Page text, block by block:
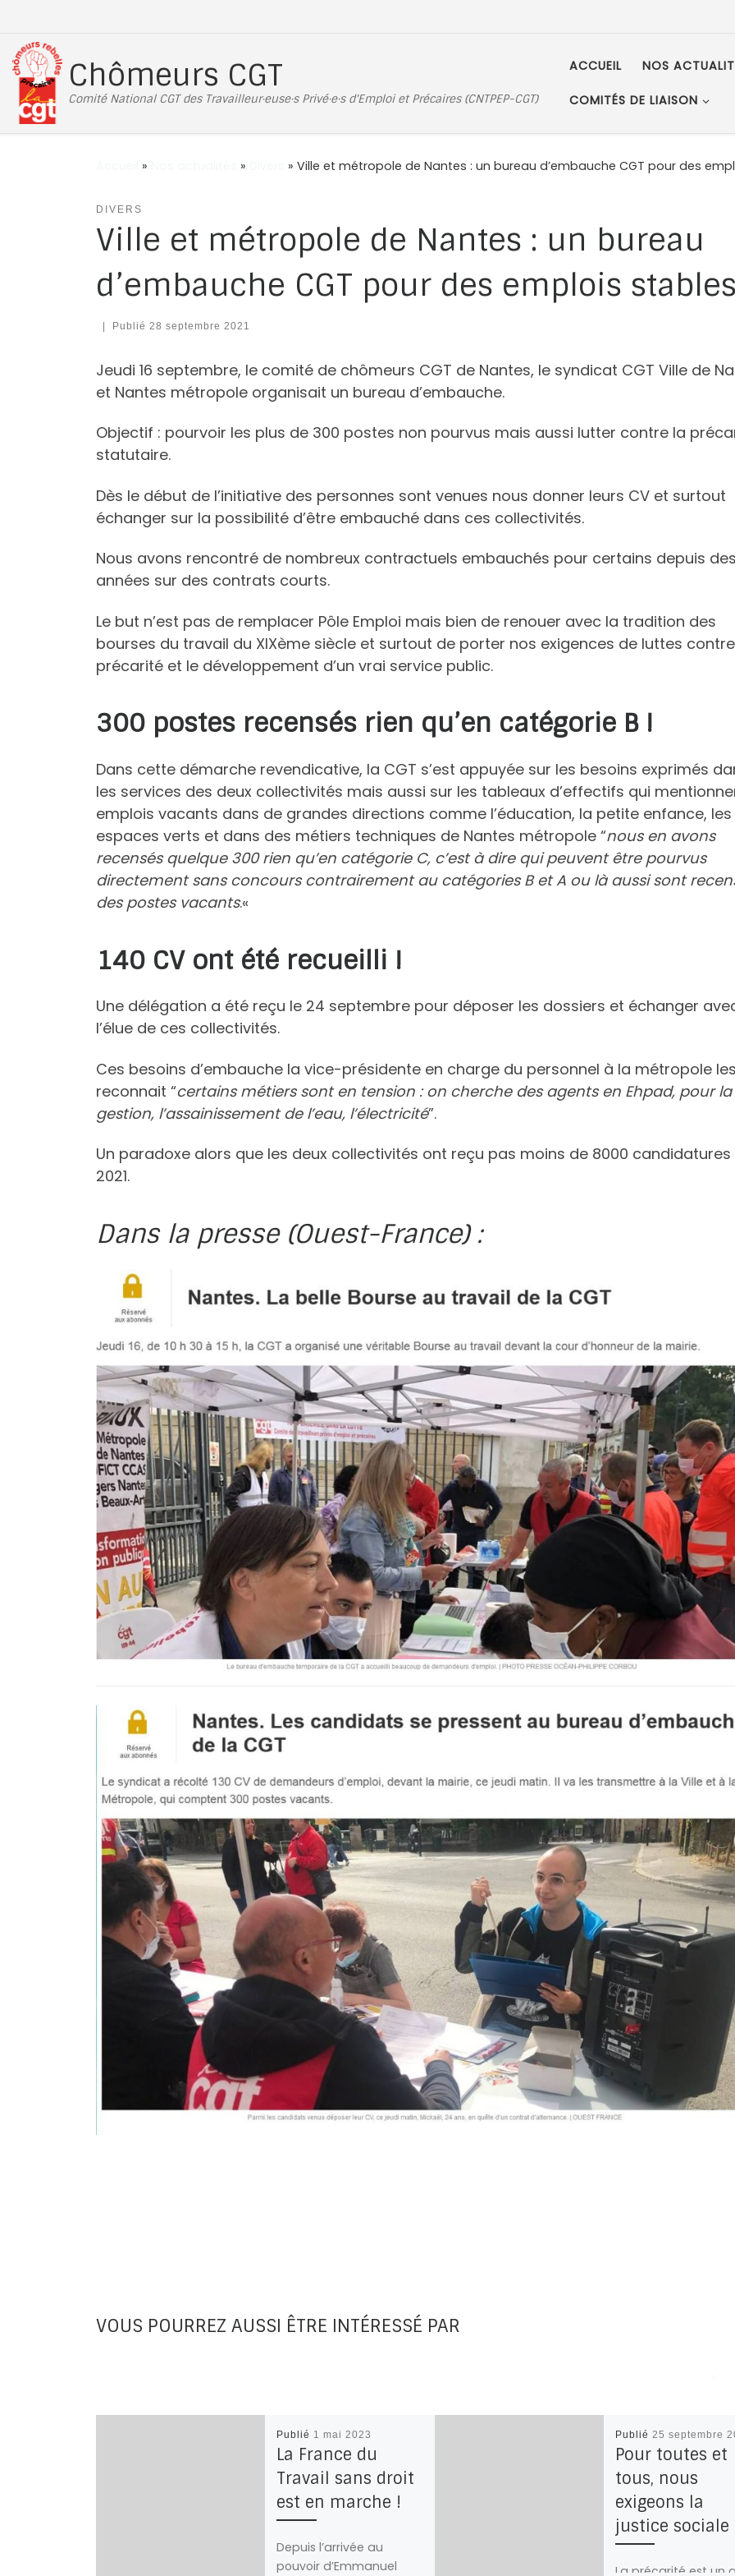
Chômeurs CGT
Comité National CGT des Travailleur·euse·s Privé·e·s d'Emploi et Précaires (CNTPEP-CGT)
ACCUEIL NOS
COMITÉS DE LIAISON
» » » Ville et métropole de Nantes : un bureau d’embauche CGT pour des
DIVERS
Ville et métropole de Nantes : un bureau
d’embauche CGT pour des emplois
| Publié 28 septembre 2021
Jeudi 16 septembre, le comité de chômeurs CGT de Nantes, le syndicat CGT Ville de
et Nantes métropole organisait un bureau d’embauche.
Objectif : pourvoir les plus de 300 postes non pourvus mais aussi lutter contre la
statutaire.
Dès le début de l’initiative des personnes sont venues nous donner leurs CV et surtout
échanger sur la possibilité d’être embauché dans ces collectivités.
Nous avons rencontré de nombreux contractuels embauchés pour certains depuis
années sur des contrats courts.
Le but n’est pas de remplacer Pôle Emploi mais bien de renouer avec la tradition des
bourses du travail du XIXème siècle et surtout de porter nos exigences de luttes
précarité et le développement d’un vrai service public.
300 postes recensés rien qu’en catégorie B !
Dans cette démarche revendicative, la CGT s’est appuyée sur les besoins exprimés
les services des deux collectivités mais aussi sur les tableaux d’effectifs qui
emplois vacants dans de grandes directions comme l’éducation, la petite enfance, les
espaces verts et dans des métiers techniques de Nantes métropole “nous en avons
recensés quelque 300 rien qu’en catégorie C, c’est à dire qui peuvent être pourvus
directement sans concours contrairement au catégories B et A ou là aussi sont
des postes vacants.«
140 CV ont été recueilli !
Une délégation a été reçu le 24 septembre pour déposer les dossiers et échanger
l’élue de ces collectivités.
Ces besoins d’embauche la vice-présidente en charge du personnel à la métropole
reconnait “certains métiers sont en tension : on cherche des agents en Ehpad, pour la
gestion, l’assainissement de l’eau, l’électricité”.
Un paradoxe alors que les deux collectivités ont reçu pas moins de 8000 candidatures
2021.
Dans la presse (Ouest-France) :
VOUS POURREZ AUSSI ÊTRE INTÉRESSÉ PAR
Publié 1 mai 2023
La France du
Travail sans droit
est en marche !
Depuis l’arrivée au
pouvoir d’Emmanuel
Publié 25 septembre
Pour toutes et
tous, nous
exigeons la
justice sociale
La précarité est un